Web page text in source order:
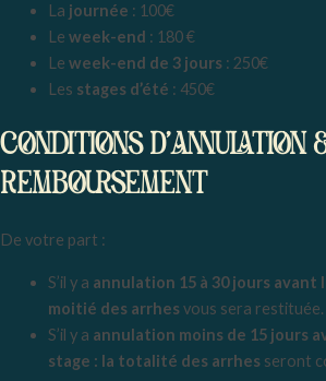
La journée : 100€
Le week-end : 180 €
Le week-end de 3 jours: 250€
Les stages d’été : 450€
CONDITIONS d’ANNULATION
REMBOURSEMENT
De votre part :
S’il y a annulation 15 à 30 jours avant
moitié des arrhesvous sera restituée.
S’il y a annulation moins de 15 jours
stage : la totalité des arrhesseront